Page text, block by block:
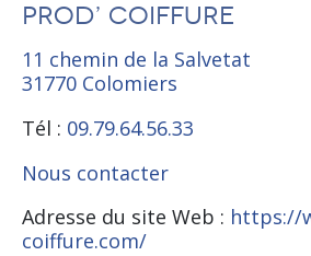
PROD’ Coiffure
11 chemin de la Salvetat
31770 Colomiers
Tél : 09.79.64.56.33
Nous contacter
Adresse du site Web : https://
coiffure.com/